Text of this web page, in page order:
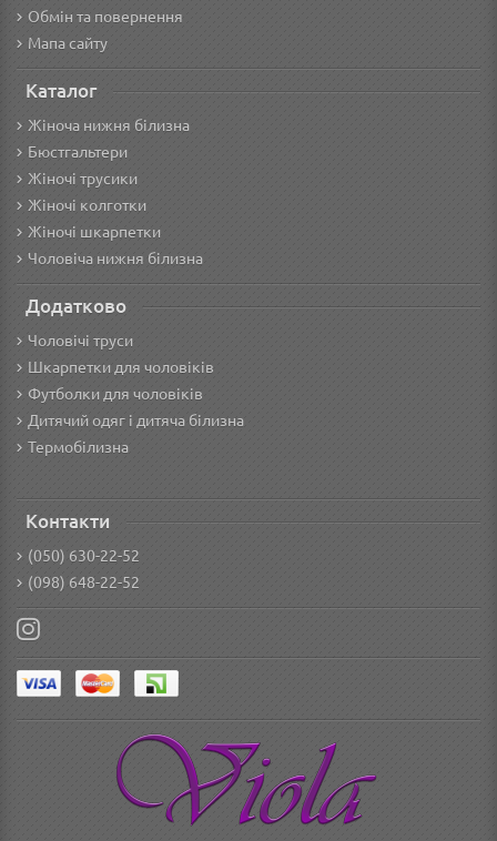
Обмін та повернення
Мапа сайту
Каталог
Жіноча нижня білизна
Бюстгальтери
Жіночі трусики
Жіночі колготки
Жіночі шкарпетки
Чоловіча нижня білизна
Додатково
Чоловічі труси
Шкарпетки для чоловіків
Футболки для чоловіків
Дитячий одяг і дитяча білизна
Термобілизна
Контакти
(050) 630-22-52
(098) 648-22-52